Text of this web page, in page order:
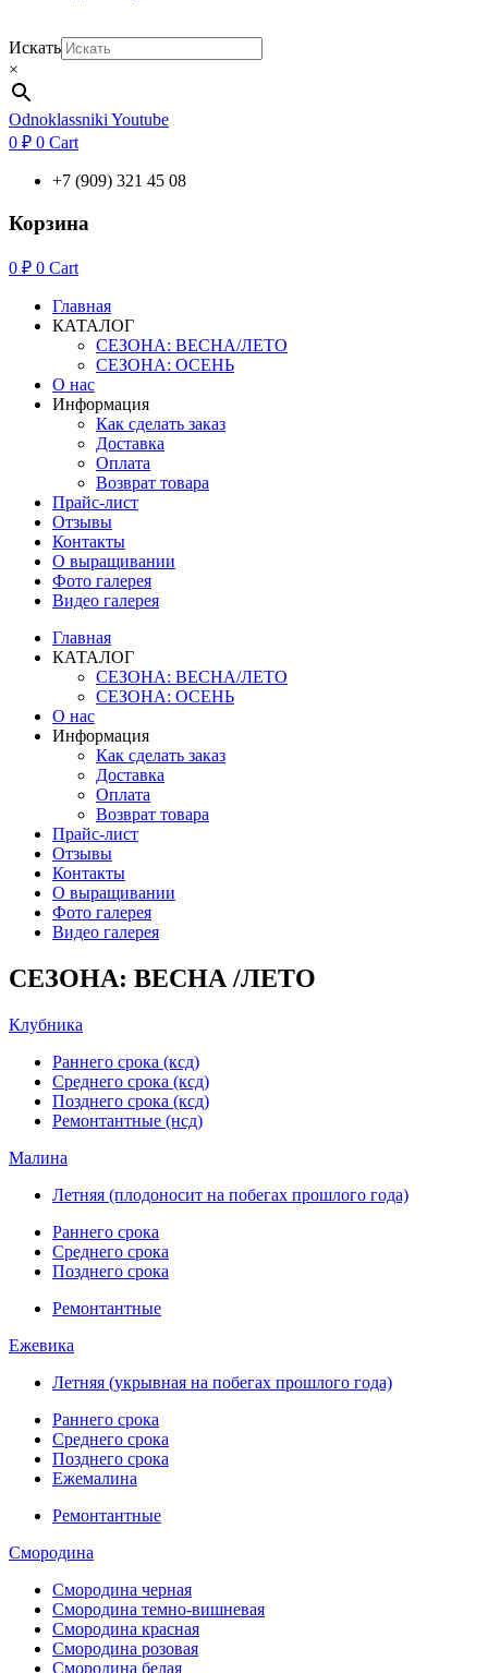
Искать
×
Odnoklassniki Youtube
0 ₽ 0 Cart
+7 (909) 321 45 08
Корзина
0 ₽ 0 Cart
Главная
КАТАЛОГ
СЕЗОНА: ВЕСНА/ЛЕТО
СЕЗОНА: ОСЕНЬ
О нас
Информация
Как сделать заказ
Доставка
Оплата
Возврат товара
Прайс-лист
Отзывы
Контакты
О выращивании
Фото галерея
Видео галерея
Главная
КАТАЛОГ
СЕЗОНА: ВЕСНА/ЛЕТО
СЕЗОНА: ОСЕНЬ
О нас
Информация
Как сделать заказ
Доставка
Оплата
Возврат товара
Прайс-лист
Отзывы
Контакты
О выращивании
Фото галерея
Видео галерея
СЕЗОНА: ВЕСНА /ЛЕТО
Клубника
Раннего срока (ксд)
Среднего срока (ксд)
Позднего срока (ксд)
Ремонтантные (нсд)
Малина
Летняя (плодоносит на побегах прошлого года)
Раннего срока
Среднего срока
Позднего срока
Ремонтантные
Ежевика
Летняя (укрывная на побегах прошлого года)
Раннего срока
Среднего срока
Позднего срока
Ежемалина
Ремонтантные
Смородина
Смородина черная
Смородина темно-вишневая
Смородина красная
Смородина розовая
Смородина белая